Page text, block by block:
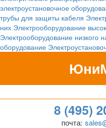
электроустановочное
трубы для защиты кабеля
них Электрооборудование
Электрооборудование низкого
оборудование
8 (495)
почта: